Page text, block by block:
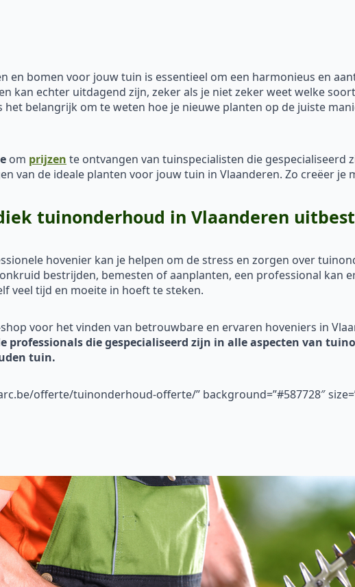
en bomen voor jouw tuin is essentieel om een harmonieus en
kan echter uitdagend zijn, zeker als je niet zeker weet welke
het belangrijk om te weten hoe je nieuwe planten op de juiste
om prijzen te ontvangen van tuinspecialisten die gespecialiseerd
van de ideale planten voor jouw tuin in Vlaanderen. Zo creëer je
tuinonderhoud in Vlaanderen
hovenier kan je helpen om de stress en zorgen over
bestrijden, bemesten of aanplanten, een professional kan
veel tijd en moeite in hoeft te steken.
voor het vinden van betrouwbare en ervaren hoveniers in
professionals die gespecialiseerd zijn in alle aspecten van
tuin.
offerte/tuinonderhoud-offerte/” background=”#587728″